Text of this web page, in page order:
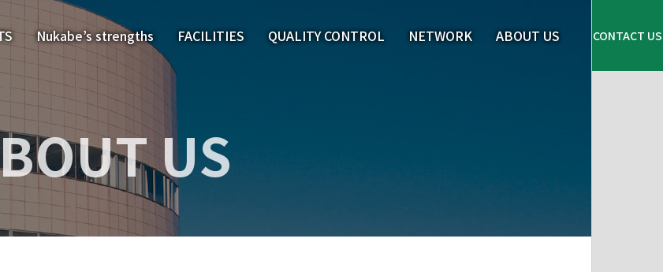
Nukabe’s strengths FACILITIES QUALITY CONTROL NETWORK ABOUT US CONTACT US
US